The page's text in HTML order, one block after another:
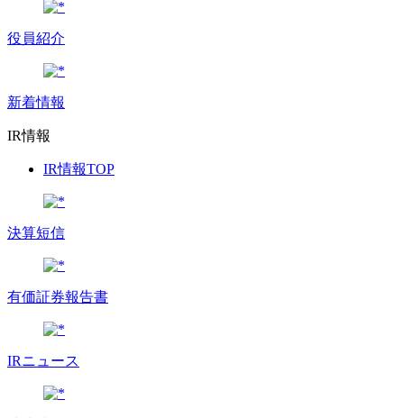
役員紹介
新着情報
IR情報
IR情報TOP
決算短信
有価証券報告書
IRニュース